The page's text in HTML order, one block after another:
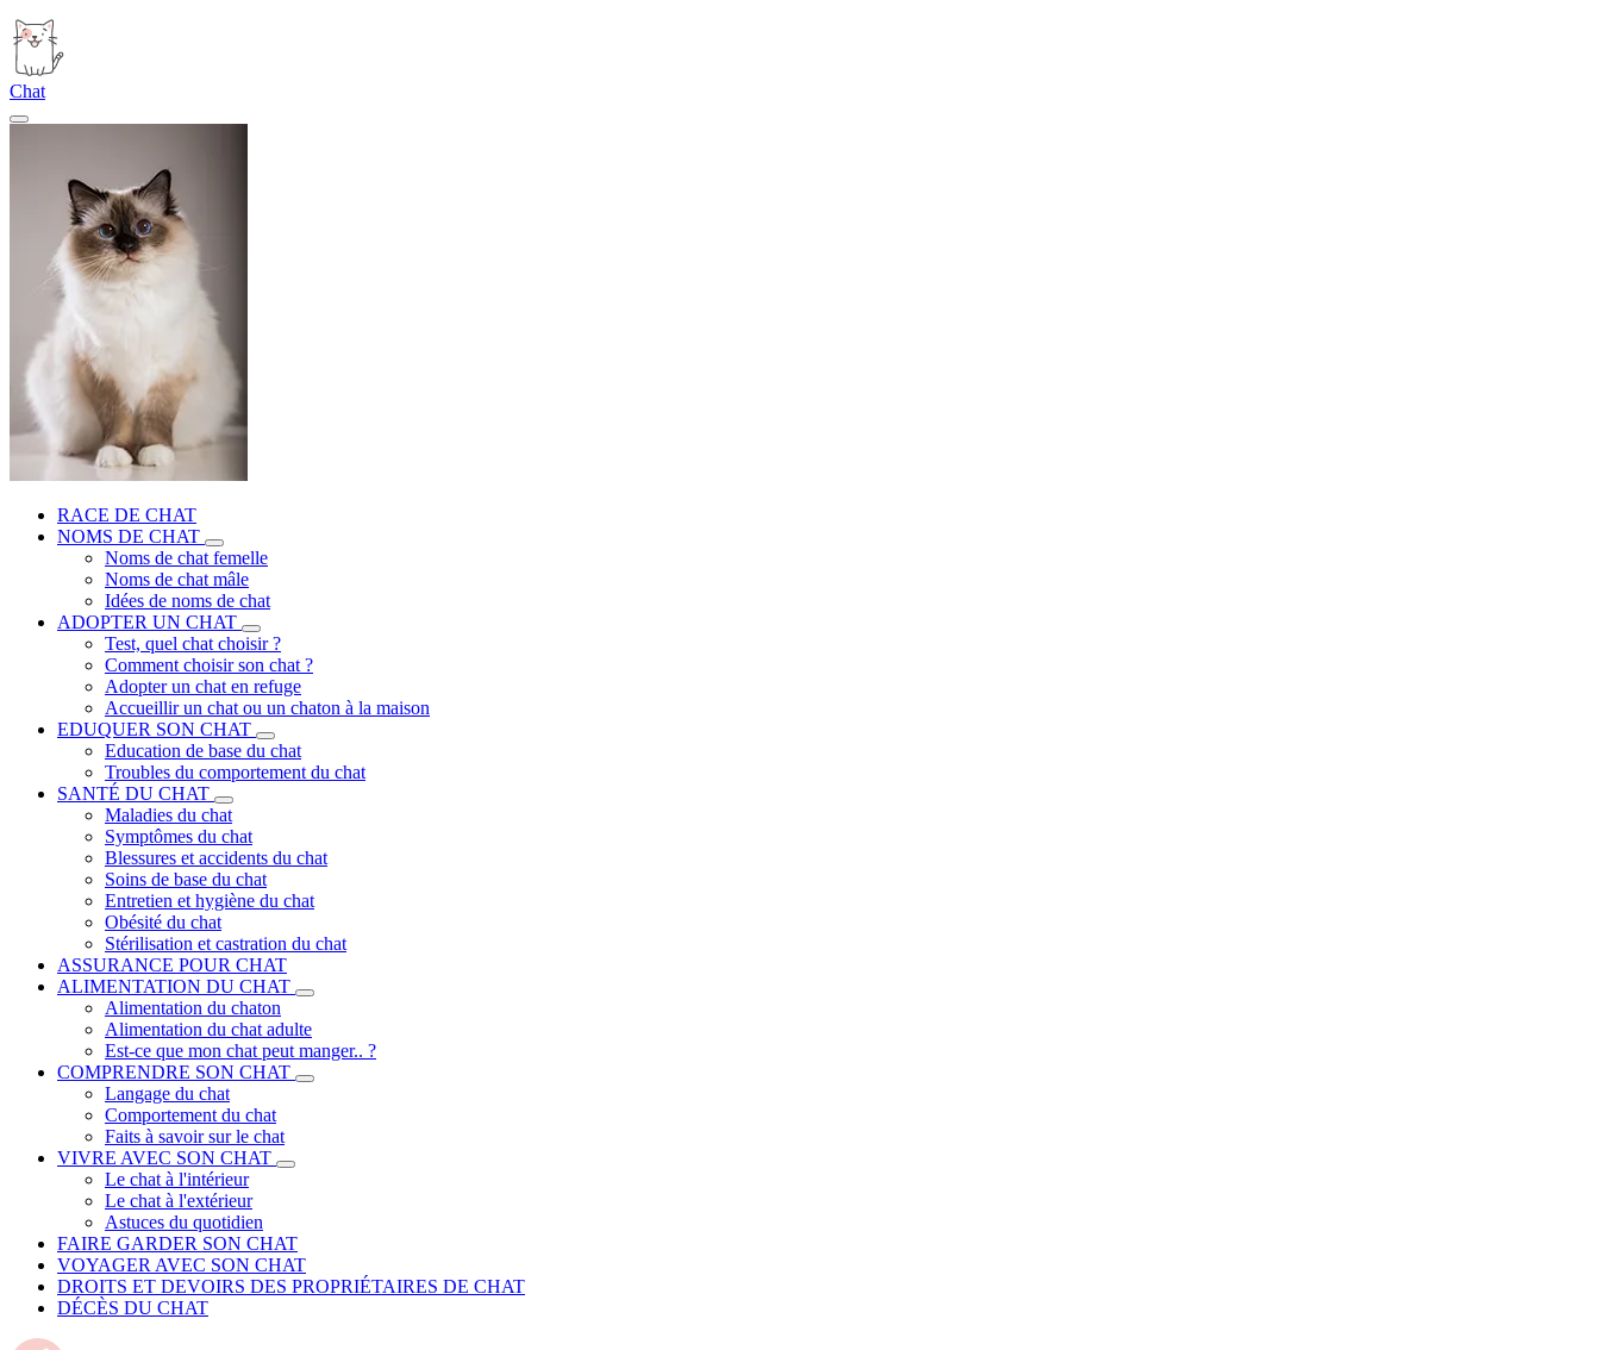
Chat
RACE DE CHAT
NOMS DE CHAT
Noms de chat femelle
Noms de chat mâle
Idées de noms de chat
ADOPTER UN CHAT
Test, quel chat choisir ?
Comment choisir son chat ?
Adopter un chat en refuge
Accueillir un chat ou un chaton à la maison
EDUQUER SON CHAT
Education de base du chat
Troubles du comportement du chat
SANTÉ DU CHAT
Maladies du chat
Symptômes du chat
Blessures et accidents du chat
Soins de base du chat
Entretien et hygiène du chat
Obésité du chat
Stérilisation et castration du chat
ASSURANCE POUR CHAT
ALIMENTATION DU CHAT
Alimentation du chaton
Alimentation du chat adulte
Est-ce que mon chat peut manger.. ?
COMPRENDRE SON CHAT
Langage du chat
Comportement du chat
Faits à savoir sur le chat
VIVRE AVEC SON CHAT
Le chat à l'intérieur
Le chat à l'extérieur
Astuces du quotidien
FAIRE GARDER SON CHAT
VOYAGER AVEC SON CHAT
DROITS ET DEVOIRS DES PROPRIÉTAIRES DE CHAT
DÉCÈS DU CHAT